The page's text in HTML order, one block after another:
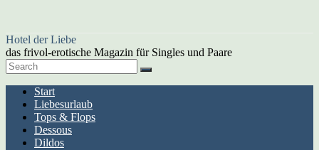
Hotel der Liebe
das frivol-erotische Magazin für Singles und Paare
Start
Liebesurlaub
Tops & Flops
Dessous
Dildos